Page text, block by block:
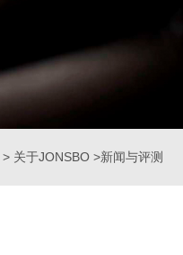
> 关于JONSBO >新闻与评测